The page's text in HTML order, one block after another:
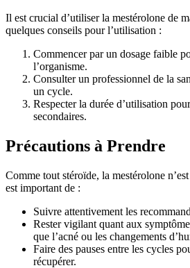
Il est crucial d’utiliser la mestérolone de
quelques conseils pour l’utilisation :
Commencer par un dosage faible
l’organisme.
Consulter un professionnel de la
un cycle.
Respecter la durée d’utilisation
secondaires.
Précautions à Prendre
Comme tout stéroïde, la mestérolone
est important de :
Suivre attentivement les
Rester vigilant quant aux
que l’acné ou les changements
Faire des pauses entre les cycles
récupérer.